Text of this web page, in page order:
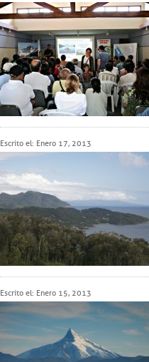
Escrito el: Enero 17, 2013
Escrito el: Enero 15, 2013